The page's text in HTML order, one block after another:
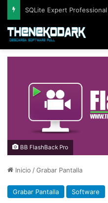
BB FlashBack Pro
Inicio /Grabar Pantalla
Grabar Pantalla Software